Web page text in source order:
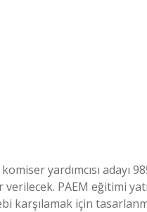
yardımcısı adayı
PAEM eğitimi
karşılamak için